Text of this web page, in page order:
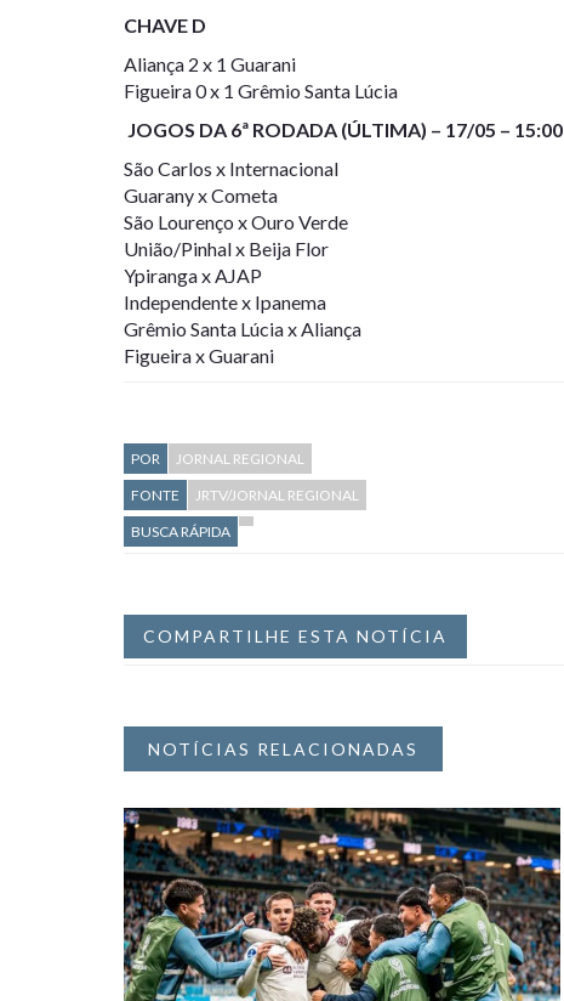
CHAVE D
Aliança 2 x 1 Guarani
Figueira 0 x 1 Grêmio Santa Lúcia
JOGOS DA 6ª RODADA (ÚLTIMA) – 17/05 – 15:00
São Carlos x Internacional
Guarany x Cometa
São Lourenço x Ouro Verde
União/Pinhal x Beija Flor
Ypiranga x AJAP
Independente x Ipanema
Grêmio Santa Lúcia x Aliança
Figueira x Guarani
POR
JORNAL REGIONAL
FONTE
JRTV/JORNAL REGIONAL
BUSCA RÁPIDA
COMPARTILHE ESTA NOTÍCIA
NOTÍCIAS RELACIONADAS